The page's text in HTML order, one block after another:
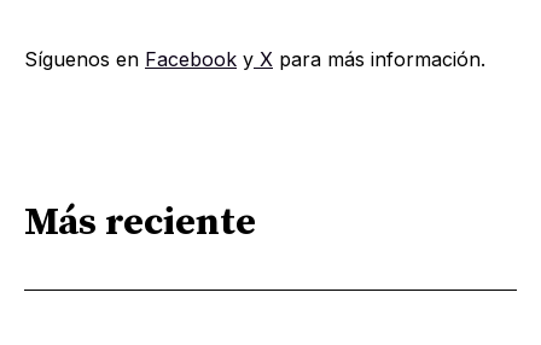
Síguenos en Facebook y X para más información.
Más reciente